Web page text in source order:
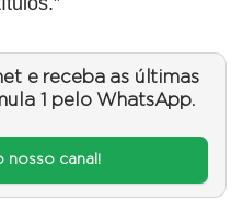
e receba as últimas
1 pelo WhatsApp.
nosso canal!